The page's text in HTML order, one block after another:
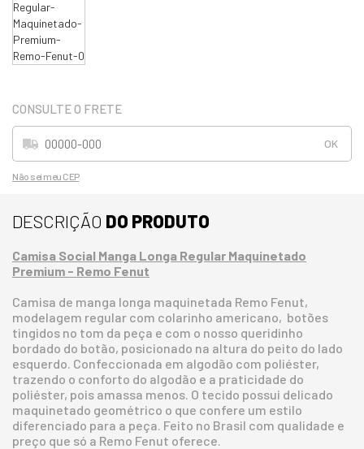
Não sei meu CEP
DESCRIÇÃO DO PRODUTO
Camisa Social Manga Longa Regular Maquinetado
Premium - Remo Fenut
Camisa de manga longa maquinetada Remo Fenut,
modelagem regular com colarinho americano, botões
tingidos no tom da peça e com o nosso queridinho
bordado do botão, posicionado na altura do peito do lado
esquerdo. Confeccionada em algodão com poliéster,
trazendo o conforto do algodão e a praticidade do
poliéster, pois amassa menos. O tecido possui delicado
maquinetado geométrico o que confere um estilo
diferenciado para a peça. Feito no Brasil com qualidade e
preço que só a Remo Fenut oferece.